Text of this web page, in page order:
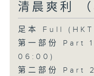
清晨爽利
足本 Full
第一部份 Part
06:00)
第二部份 Part